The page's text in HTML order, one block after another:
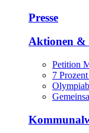
Presse
Aktionen &
Petition
7